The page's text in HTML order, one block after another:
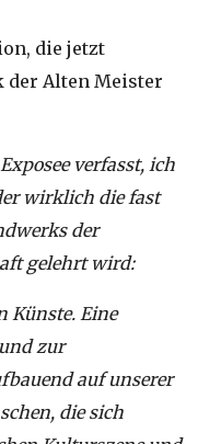
die jetzt
der Alten Meister
verfasst, ich
wirklich die fast
der
gelehrt wird:
Künste. Eine
zur
auf unserer
die sich